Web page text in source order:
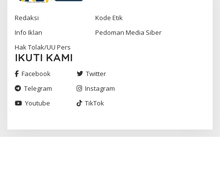
Redaksi
Kode Etik
Info Iklan
Pedoman Media Siber
Hak Tolak/UU Pers
IKUTI KAMI
Facebook
Twitter
Telegram
Instagram
Youtube
TikTok